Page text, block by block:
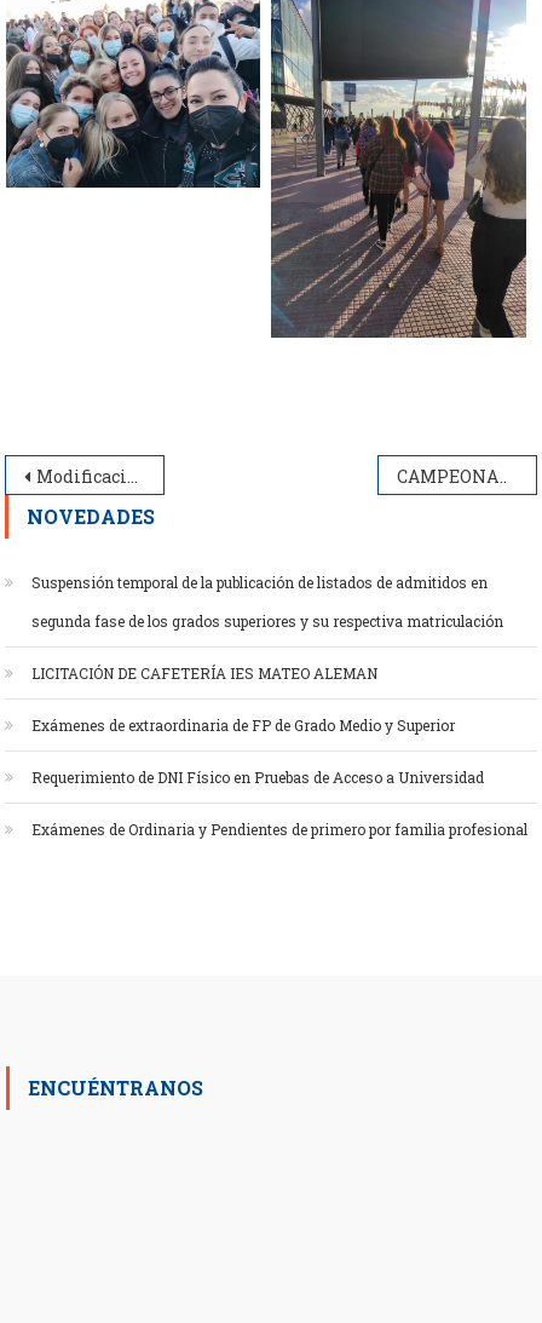
Navegación
de
entradas
Modificación de fechas y accesos en Presentación de CURSO 2021-2022 en Grado Superior y Medio CAMPEONATO MADRID SKILLS
NOVEDADES
Suspensión temporal de la publicación de listados de admitidos en
segunda fase de los grados superiores y su respectiva matriculación
LICITACIÓN DE CAFETERÍA IES MATEO ALEMAN
Exámenes de extraordinaria de FP de Grado Medio y Superior
Requerimiento de DNI Físico en Pruebas de Acceso a Universidad
Exámenes de Ordinaria y Pendientes de primero por familia profesional
ENCUÉNTRANOS